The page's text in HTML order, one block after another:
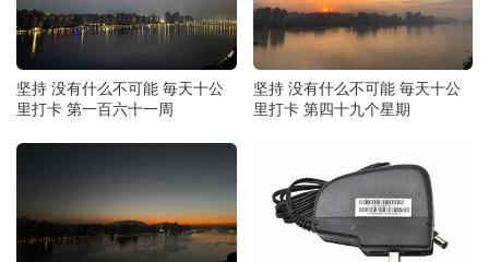
坚持 没有什么不可能 毎天十公
里打卡 第一百六十一周
坚持 没有什么不可能 毎天十公
里打卡 第四十九个星期